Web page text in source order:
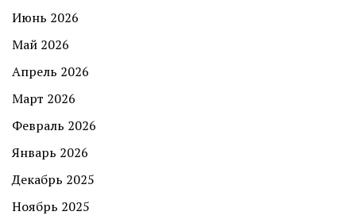
Июнь 2026
Май 2026
Апрель 2026
Март 2026
Февраль 2026
Январь 2026
Декабрь 2025
Ноябрь 2025